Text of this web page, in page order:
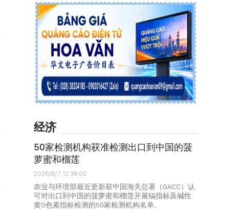
经济
50家检测机构获准检测出口到中国的菠
萝蜜和榴莲
2026/8/7 12:36:00
农业与环境部最近更新获中国海关总署（GACC）认
可对出口到中国的菠萝蜜和榴莲开展镉指标及碱性
黄O色素指标检测的50家检测机构名单。